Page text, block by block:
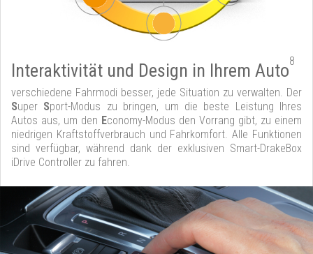
Interaktivität und Design in Ihrem Auto8
verschiedene Fahrmodi besser, jede Situation zu verwalten. Der
Super Sport-Modus zu bringen, um die beste Leistung Ihres
Autos aus, um den Economy-Modus den Vorrang gibt, zu einem
niedrigen Kraftstoffverbrauch und Fahrkomfort. Alle Funktionen
sind verfügbar, während dank der exklusiven Smart-DrakeBox
iDrive Controller zu fahren.